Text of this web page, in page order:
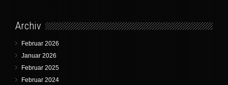
Archiv
Februar 2026
Januar 2026
Februar 2025
Februar 2024